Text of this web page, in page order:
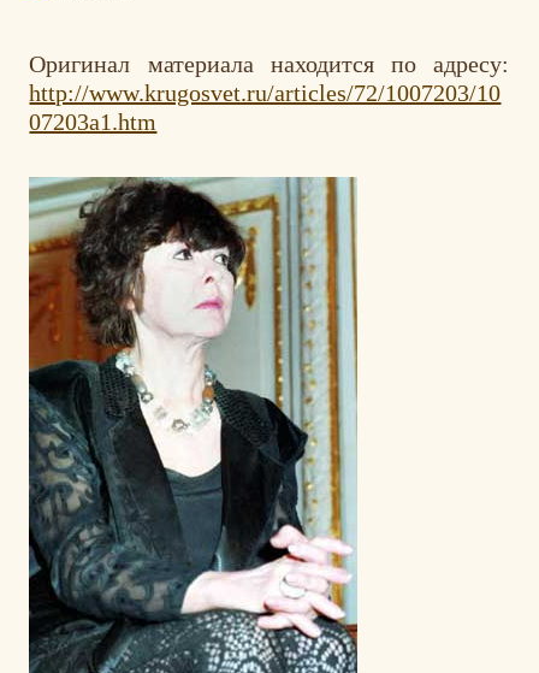
Оригинал материала находится по адресу:
http://www.krugosvet.ru/articles/72/1007203/10
07203a1.htm